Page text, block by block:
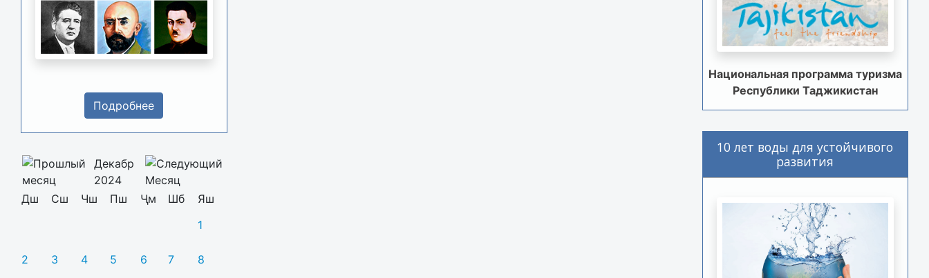
Подробнее
Декабр
2024
Дш
Сш Чш Пш Ҷм Шб
Яш
1
2 3 4 5 6 7 8
Национальная программа туризма
Республики Таджикистан
10 лет воды для устойчивого
развития